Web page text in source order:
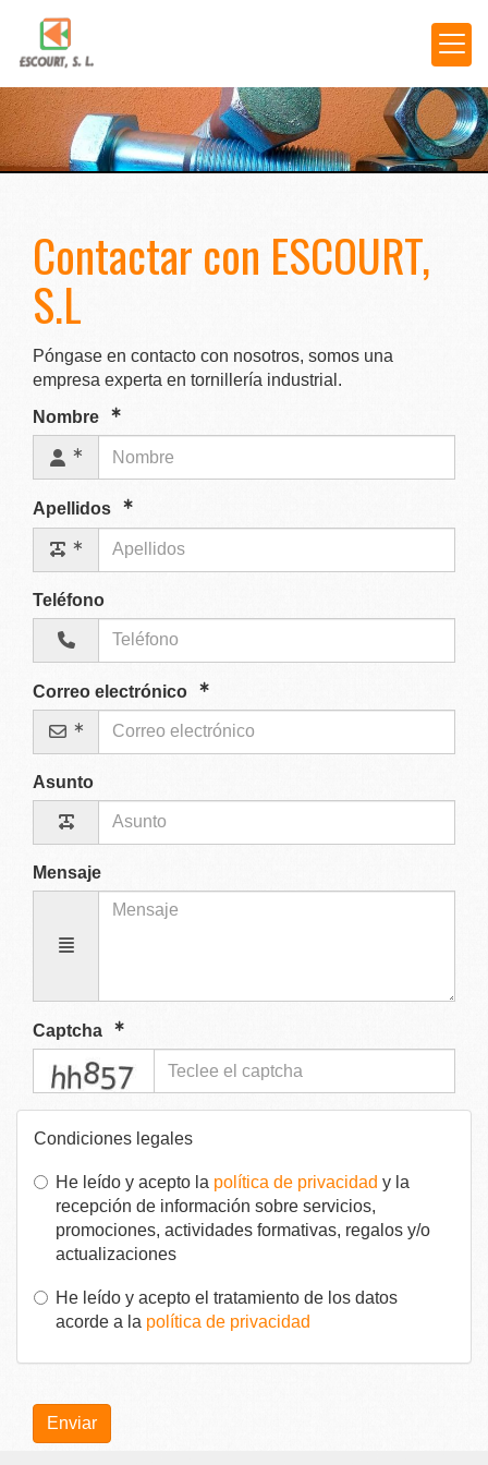
Contactar con ESCOURT,
S.L
Póngase en contacto con nosotros, somos una
empresa experta en tornillería industrial.
Nombre
Apellidos
Teléfono
Correo electrónico
Asunto
Mensaje
Captcha
Condiciones legales
He leído y acepto la política de privacidad y la
recepción de información sobre servicios,
promociones, actividades formativas, regalos y/o
actualizaciones
He leído y acepto el tratamiento de los datos
acorde a la política de privacidad
Enviar